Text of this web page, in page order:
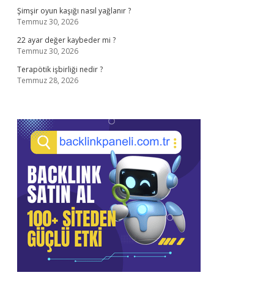
Şimşir oyun kaşığı nasıl yağlanır ?
Temmuz 30, 2026
22 ayar değer kaybeder mi ?
Temmuz 30, 2026
Terapötik işbirliği nedir ?
Temmuz 28, 2026